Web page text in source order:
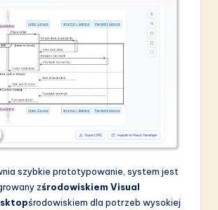
szybkie prototypowanie, system jest
zśrodowiskiem Visual
środowiskiem dla potrzeb wysokiej